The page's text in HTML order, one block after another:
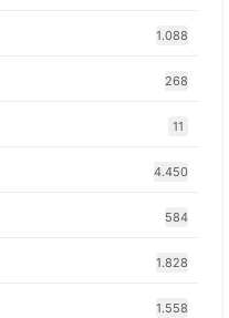
1.088
268
11
4.450
584
1.828
1.558